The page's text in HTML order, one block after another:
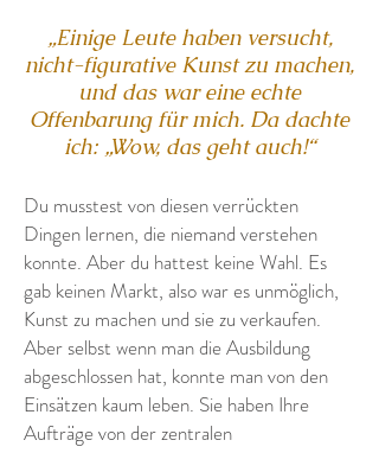
„Einige Leute haben versucht,
nicht-figurative Kunst zu machen,
und das war eine echte
Offenbarung für mich. Da dachte
ich: „Wow, das geht auch!“
Du musstest von diesen verrückten
Dingen lernen, die niemand verstehen
konnte. Aber du hattest keine Wahl. Es
gab keinen Markt, also war es unmöglich,
Kunst zu machen und sie zu verkaufen.
Aber selbst wenn man die Ausbildung
abgeschlossen hat, konnte man von den
Einsätzen kaum leben. Sie haben Ihre
Aufträge von der zentralen